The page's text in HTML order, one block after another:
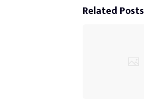
Related Posts